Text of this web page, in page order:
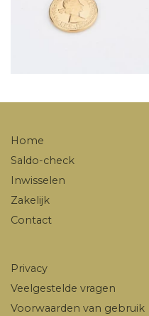
Home
Saldo-check
Inwisselen
Zakelijk
Contact
Privacy
Veelgestelde vragen
Voorwaarden van gebruik